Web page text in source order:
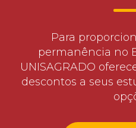
Para
permanência no
UNISAGRADO
descontos a seus